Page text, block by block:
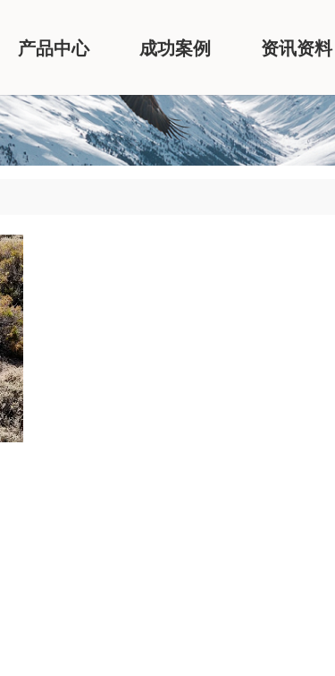
产品中心 成功案例 资讯资料